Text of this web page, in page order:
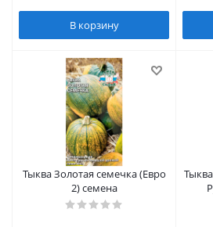
В корзину
Тыква Золотая семечка (Евро
2) семена